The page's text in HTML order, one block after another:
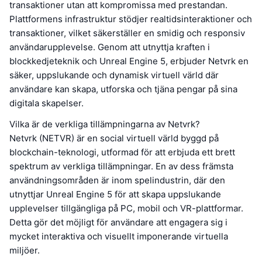
transaktioner utan att kompromissa med prestandan.
Plattformens infrastruktur stödjer realtidsinteraktioner och
transaktioner, vilket säkerställer en smidig och responsiv
användarupplevelse. Genom att utnyttja kraften i
blockkedjeteknik och Unreal Engine 5, erbjuder Netvrk en
säker, uppslukande och dynamisk virtuell värld där
användare kan skapa, utforska och tjäna pengar på sina
digitala skapelser.
Vilka är de verkliga tillämpningarna av Netvrk?
Netvrk (NETVR) är en social virtuell värld byggd på
blockchain-teknologi, utformad för att erbjuda ett brett
spektrum av verkliga tillämpningar. En av dess främsta
användningsområden är inom spelindustrin, där den
utnyttjar Unreal Engine 5 för att skapa uppslukande
upplevelser tillgängliga på PC, mobil och VR-plattformar.
Detta gör det möjligt för användare att engagera sig i
mycket interaktiva och visuellt imponerande virtuella
miljöer.